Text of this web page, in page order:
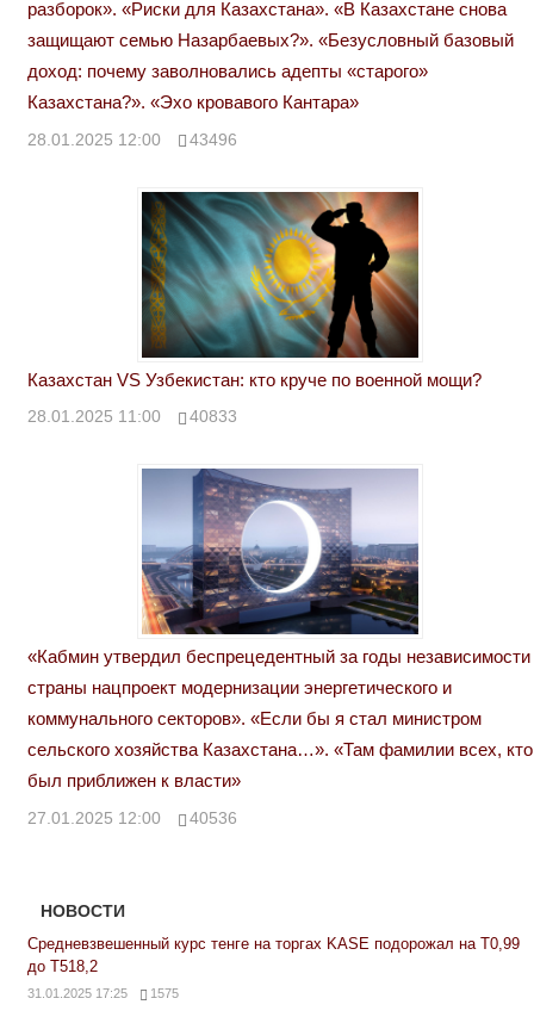
разборок». «Риски для Казахстана». «В Казахстане снова
защищают семью Назарбаевых?». «Безусловный базовый
доход: почему заволновались адепты «старого»
Казахстана?». «Эхо кровавого Кантара»
28.01.2025 12:00 43496
Казахстан VS Узбекистан: кто круче по военной мощи?
28.01.2025 11:00 40833
«Кабмин утвердил беспрецедентный за годы независимости
страны нацпроект модернизации энергетического и
коммунального секторов». «Если бы я стал министром
сельского хозяйства Казахстана…». «Там фамилии всех, кто
был приближен к власти»
27.01.2025 12:00 40536
НОВОСТИ
Средневзвешенный курс тенге на торгах KASE подорожал на Т0,99
до Т518,2
31.01.2025 17:25 1575